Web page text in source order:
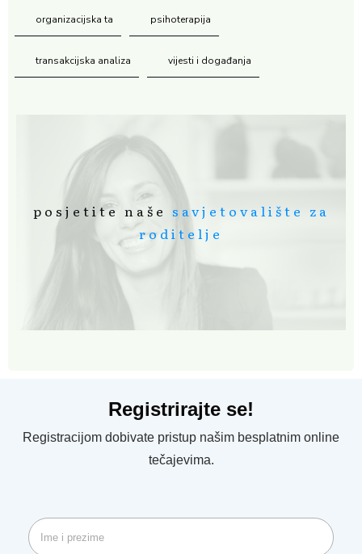
organizacijska ta psihoterapija
transakcijska analiza vijesti i događanja
posjetite naše savjetovalište za
roditelje
Registrirajte se!
Registracijom dobivate pristup našim besplatnim online
tečajevima.